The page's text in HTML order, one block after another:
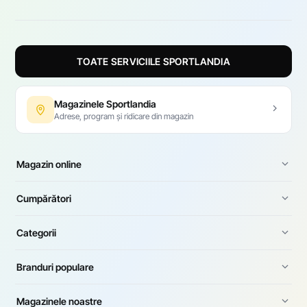
TOATE SERVICIILE SPORTLANDIA
Magazinele Sportlandia
Adrese, program și ridicare din magazin
Magazin online
Cumpărători
Categorii
Branduri populare
Magazinele noastre